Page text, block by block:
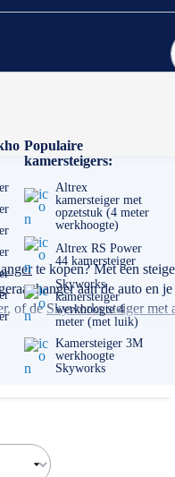
Populaire
kamersteigers:
Altrex
kamersteiger met
opzetstuk (4 meter
werkhoogte)
Altrex RS Power
44 kamersteiger
Skyworks
kamersteiger
werkhoogte 4
meter (met luik)
Kamersteiger 3M
werkhoogte
Skyworks
te kopen? Met een
aan de auto en
, of deSkyworks steiger met